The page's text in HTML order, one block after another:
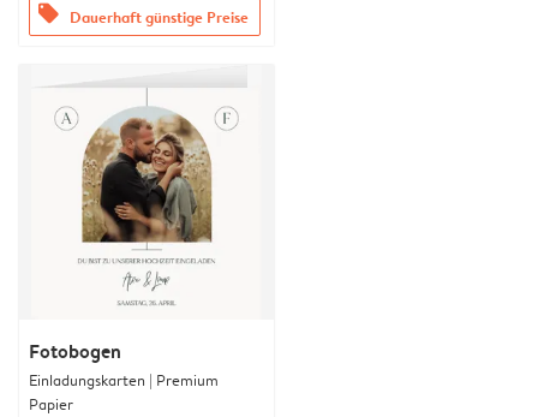
offers Dauerhaft günstige Preise
Fotobogen
Einladungskarten | Premium
Papier